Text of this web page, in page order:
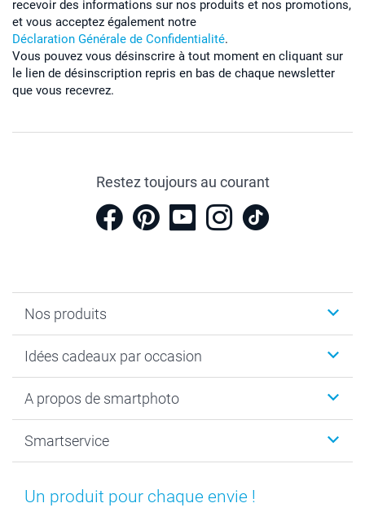
recevoir des informations sur nos produits et nos promotions,
et vous acceptez également notre
Déclaration Générale de Confidentialité.
Vous pouvez vous désinscrire à tout moment en cliquant sur
le lien de désinscription repris en bas de chaque newsletter
que vous recevrez.
Restez toujours au courant
Nos produits
Calendrier photo & Agenda photo
Tirage photo & agrandissement
Faire-part & Cartes
Coques smartphone
Idées cadeaux par occasion
Anniversaire
Naissance & baptême
Fête des Mères
A propos de smartphoto
Plan du site
Droit de rétraction
Smartservice
Aide
Un produit pour chaque envie !